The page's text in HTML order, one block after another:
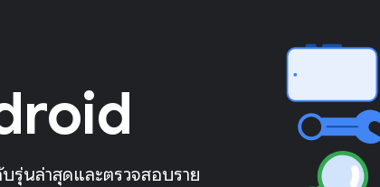
รุ่นล่าสุดและตรวจสอบราย